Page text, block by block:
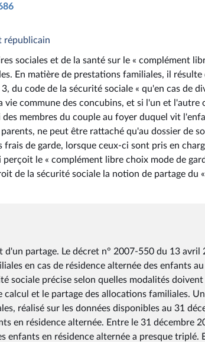
républicain
sociales et de la santé sur le « complément
En matière de prestations familiales, il résulte
du code de la sécurité sociale « qu'en cas de
commune des concubins, et si l'un et l'autre
membres du couple au foyer duquel vit
ne peut être rattaché qu'au dossier de
de garde, lorsque ceux-ci sont pris en
le « complément libre choix mode de
de la sécurité sociale la notion de partage du «
partage. Le décret n° 2007-550 du 13 avril
en cas de résidence alternée des enfants au
sociale précise selon quelles modalités doivent
et le partage des allocations familiales.
réalisé sur les données disponibles au 31
en résidence alternée. Entre le 31 décembre
enfants en résidence alternée a presque triplé.